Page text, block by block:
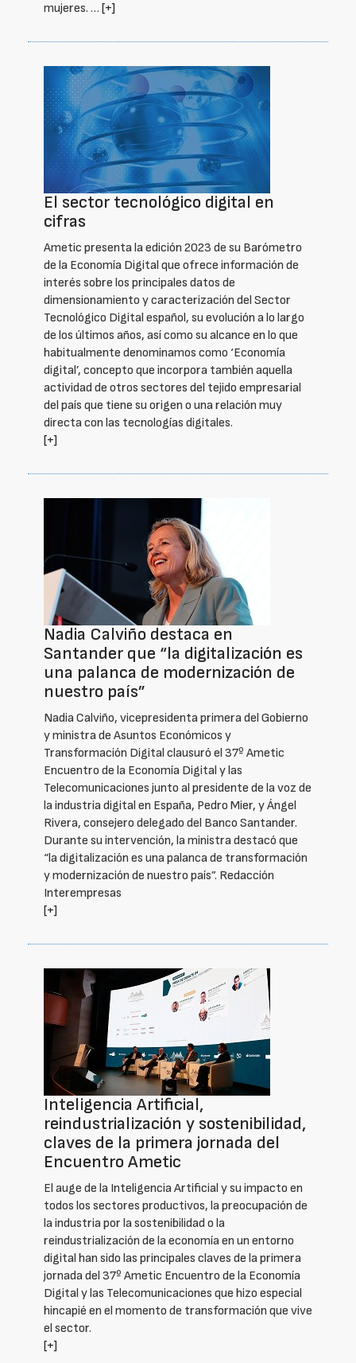
mujeres. … [+]
El sector tecnológico digital en
cifras
Ametic presenta la edición 2023 de su Barómetro
de la Economía Digital que ofrece información de
interés sobre los principales datos de
dimensionamiento y caracterización del Sector
Tecnológico Digital español, su evolución a lo largo
de los últimos años, así como su alcance en lo que
habitualmente denominamos como ‘Economía
digital’, concepto que incorpora también aquella
actividad de otros sectores del tejido empresarial
del país que tiene su origen o una relación muy
directa con las tecnologías digitales.
[+]
Nadia Calviño destaca en
Santander que “la digitalización es
una palanca de modernización de
nuestro país”
Nadia Calviño, vicepresidenta primera del Gobierno
y ministra de Asuntos Económicos y
Transformación Digital clausuró el 37º Ametic
Encuentro de la Economía Digital y las
Telecomunicaciones junto al presidente de la voz de
la industria digital en España, Pedro Mier, y Ángel
Rivera, consejero delegado del Banco Santander.
Durante su intervención, la ministra destacó que
“la digitalización es una palanca de transformación
y modernización de nuestro país”. Redacción
Interempresas
[+]
Inteligencia Artificial,
reindustrialización y sostenibilidad,
claves de la primera jornada del
Encuentro Ametic
El auge de la Inteligencia Artificial y su impacto en
todos los sectores productivos, la preocupación de
la industria por la sostenibilidad o la
reindustrialización de la economía en un entorno
digital han sido las principales claves de la primera
jornada del 37º Ametic Encuentro de la Economía
Digital y las Telecomunicaciones que hizo especial
hincapié en el momento de transformación que vive
el sector.
[+]